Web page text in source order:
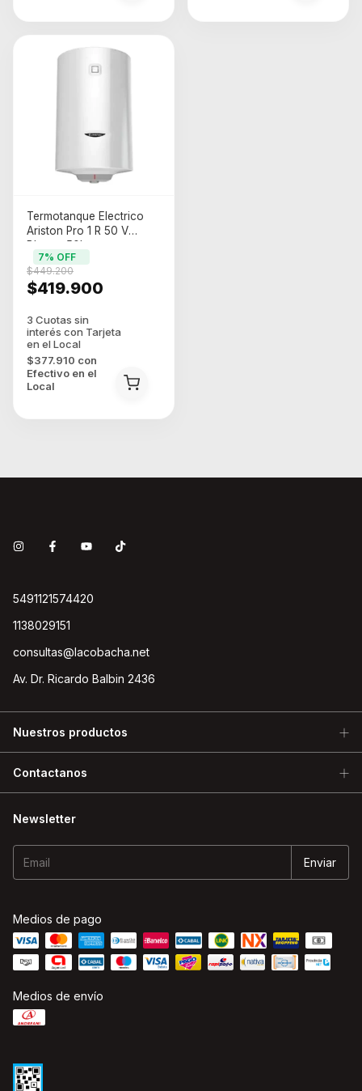
Termotanque Electrico
Ariston Pro 1 R 50 V
Blanco 50l
$419.900
$449.200
7% OFF
$377.910 con
Efectivo en el
Local
5491121574420
1138029151
consultas@lacobacha.net
Av. Dr. Ricardo Balbin 2436
Nuestros productos
Contactanos
Newsletter
Medios de pago
Medios de envío